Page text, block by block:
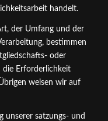
handelt.
der Umfang und der
bestimmen
oder
die Erforderlichkeit
weisen wir auf
unserer satzungs- und